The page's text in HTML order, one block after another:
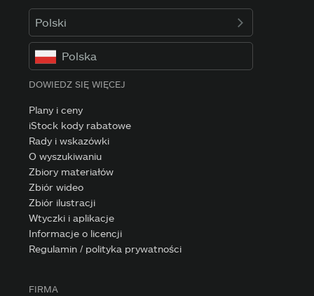
Polski
Polska
DOWIEDZ SIĘ WIĘCEJ
Plany i ceny
iStock kody rabatowe
Rady i wskazówki
O wyszukiwaniu
Zbiory materiałów
Zbiór wideo
Zbiór ilustracji
Wtyczki i aplikacje
Informacje o licencji
Regulamin / polityka prywatności
FIRMA